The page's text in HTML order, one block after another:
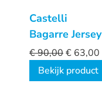
Castelli
Bagarre Jersey
€90,00€ 63,00
Bekijk product